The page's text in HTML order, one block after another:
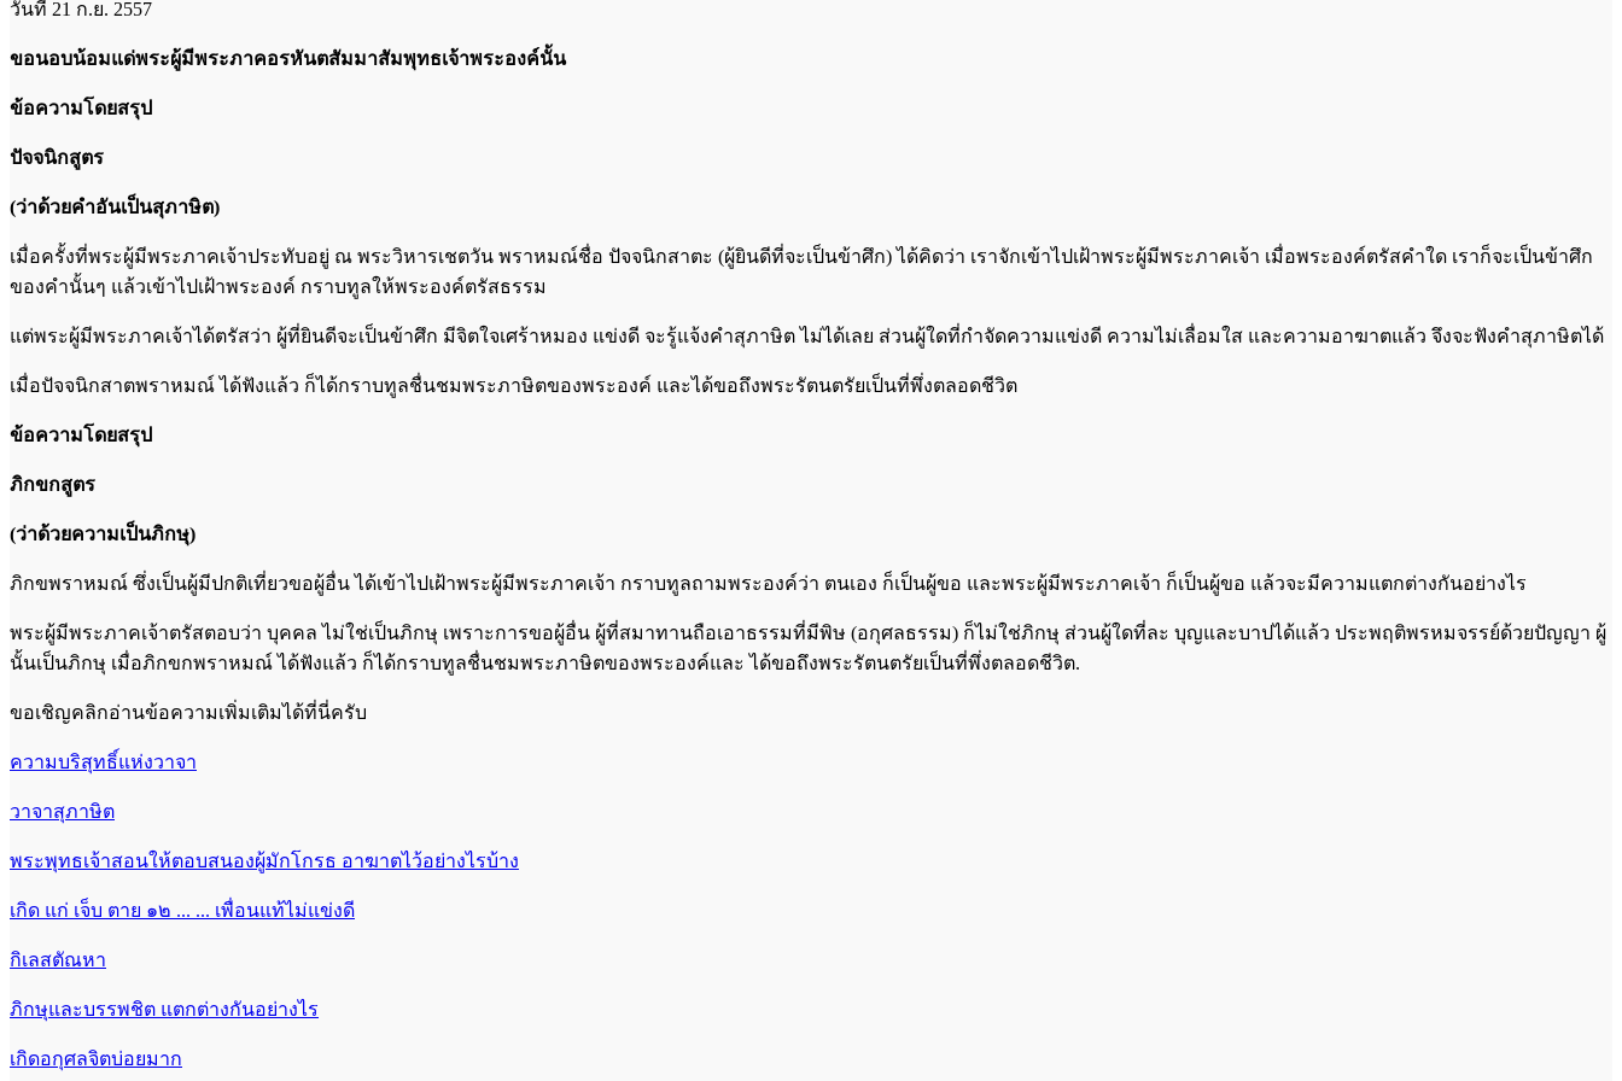
วันที่ 21 ก.ย. 2557
ขอนอบน้อมแด่พระผู้มีพระภาคอรหันตสัมมาสัมพุทธเจ้าพระองค์นั้น
ข้อความโดยสรุป
ปัจจนิกสูตร
(ว่าด้วยคำอันเป็นสุภาษิต)
เมื่อครั้งที่พระผู้มีพระภาคเจ้าประทับอยู่ ณ พระวิหารเชตวัน พราหมณ์ชื่อ ปัจจนิกสาตะ (ผู้ยินดีที่จะเป็นข้าศึก) ได้คิดว่า เราจักเข้าไปเฝ้าพระผู้มีพระภาคเจ้า เมื่อพระองค์ตรัสคำใด เราก็จะเป็นข้าศึก
ของคำนั้นๆ แล้วเข้าไปเฝ้าพระองค์ กราบทูลให้พระองค์ตรัสธรรม
แต่พระผู้มีพระภาคเจ้าได้ตรัสว่า ผู้ที่ยินดีจะเป็นข้าศึก มีจิตใจเศร้าหมอง แข่งดี จะรู้แจ้งคำสุภาษิต ไม่ได้เลย ส่วนผู้ใดที่กำจัดความแข่งดี ความไม่เลื่อมใส และความอาฆาตแล้ว จึงจะฟังคำสุภาษิตได้
เมื่อปัจจนิกสาตพราหมณ์ ได้ฟังแล้ว ก็ได้กราบทูลชื่นชมพระภาษิตของพระองค์ และได้ขอถึงพระรัตนตรัยเป็นที่พึ่งตลอดชีวิต
ข้อความโดยสรุป
ภิกขกสูตร
(ว่าด้วยความเป็นภิกษุ)
ภิกขพราหมณ์ ซึ่งเป็นผู้มีปกติเที่ยวขอผู้อื่น ได้เข้าไปเฝ้าพระผู้มีพระภาคเจ้า กราบทูลถามพระองค์ว่า ตนเอง ก็เป็นผู้ขอ และพระผู้มีพระภาคเจ้า ก็เป็นผู้ขอ แล้วจะมีความแตกต่างกันอย่างไร
พระผู้มีพระภาคเจ้าตรัสตอบว่า บุคคล ไม่ใช่เป็นภิกษุ เพราะการขอผู้อื่น ผู้ที่สมาทานถือเอาธรรมที่มีพิษ (อกุศลธรรม) ก็ไม่ใช่ภิกษุ ส่วนผู้ใดที่ละ บุญและบาปได้แล้ว ประพฤติพรหมจรรย์ด้วยปัญญา ผู้
นั้นเป็นภิกษุ เมื่อภิกขกพราหมณ์ ได้ฟังแล้ว ก็ได้กราบทูลชื่นชมพระภาษิตของพระองค์และ ได้ขอถึงพระรัตนตรัยเป็นที่พึ่งตลอดชีวิต.
ขอเชิญคลิกอ่านข้อความเพิ่มเติมได้ที่นี่ครับ
ความบริสุทธิ์แห่งวาจา
วาจาสุภาษิต
พระพุทธเจ้าสอนให้ตอบสนองผู้มักโกรธ อาฆาตไว้อย่างไรบ้าง
เกิด แก่ เจ็บ ตาย ๑๒ ... ... เพื่อนแท้ไม่แข่งดี
กิเลสตัณหา
ภิกษุและบรรพชิต แตกต่างกันอย่างไร
เกิดอกุศลจิตบ่อยมาก